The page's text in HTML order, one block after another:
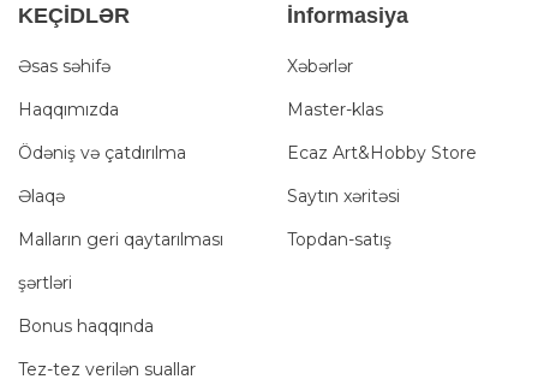
KEÇİDLƏR
Əsas səhifə
Haqqımızda
Ödəniş və çatdırılma
Əlaqə
Malların geri qaytarılması
şərtləri
Bonus haqqında
Tez-tez verilən suallar
İnformasiya
Xəbərlər
Master-klas
Ecaz Art&Hobby Store
Saytın xəritəsi
Topdan-satış